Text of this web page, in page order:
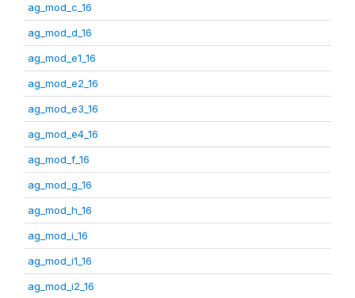
ag_mod_c_16
ag_mod_d_16
ag_mod_e1_16
ag_mod_e2_16
ag_mod_e3_16
ag_mod_e4_16
ag_mod_f_16
ag_mod_g_16
ag_mod_h_16
ag_mod_i_16
ag_mod_i1_16
ag_mod_i2_16